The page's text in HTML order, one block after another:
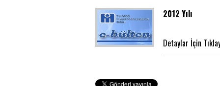
2012 Yılı
Detaylar İçin